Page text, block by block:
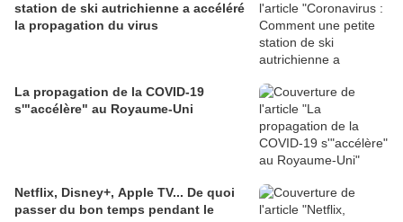
station de ski autrichienne a accéléré
la propagation du virus
La propagation de la COVID-19
s'"accélère" au Royaume-Uni
Netflix, Disney+, Apple TV... De quoi
passer du bon temps pendant le